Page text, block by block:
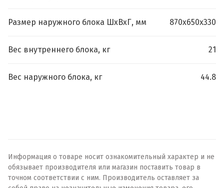
Размер наружного блока ШхВхГ, мм 870х650х330
Вес внутреннего блока, кг 21
Вес наружного блока, кг 44.8
Информация о товаре носит ознакомительный характер и не
обязывает производителя или магазин поставить товар в
точном соответствии с ним. Производитель оставляет за